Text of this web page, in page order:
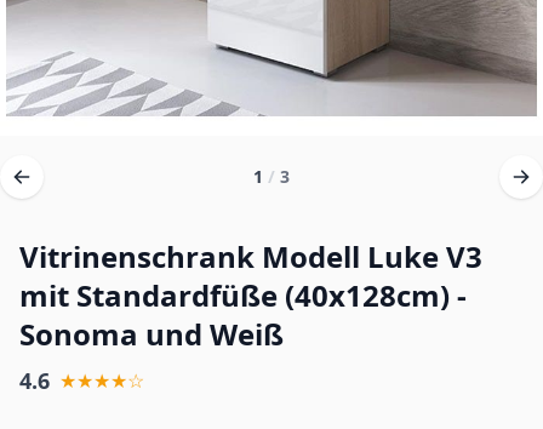
1 / 3
Vitrinenschrank Modell Luke V3
mit Standardfüße (40x128cm) -
Sonoma und Weiß
4.6 ★★★★☆